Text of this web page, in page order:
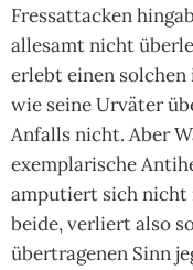
Fressattacken
allesamt nicht
erlebt einen
wie seine Urväter
Anfalls nicht. Aber
exemplarische
amputiert sich nicht
beide, verliert also
übertragenen Sinn